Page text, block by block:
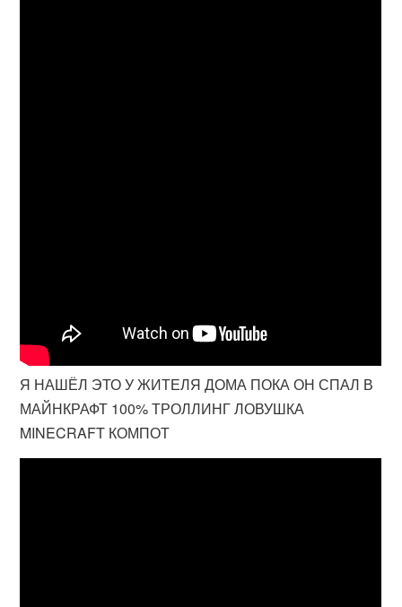
Я НАШЁЛ ЭТО У ЖИТЕЛЯ ДОМА ПОКА ОН СПАЛ В
МАЙНКРАФТ 100% ТРОЛЛИНГ ЛОВУШКА
MINECRAFT КОМПОТ